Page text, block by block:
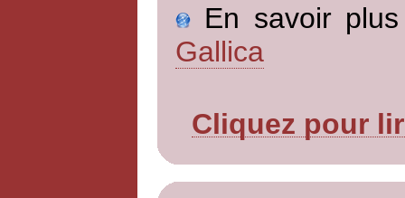
En savoir
Gallica
Cliquez pour